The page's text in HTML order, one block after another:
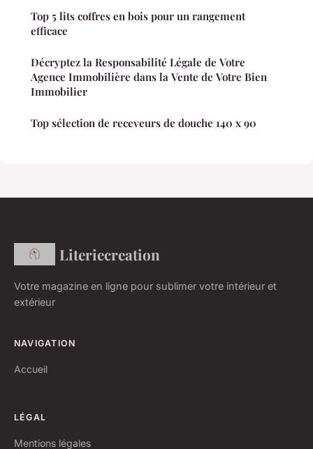
Top 5 lits coffres en bois pour un rangement
efficace
Décryptez la Responsabilité Légale de Votre
Agence Immobilière dans la Vente de Votre Bien
Immobilier
Top sélection de receveurs de douche 140 x 90
Literiecreation
Votre magazine en ligne pour sublimer votre intérieur et
extérieur
NAVIGATION
Accueil
LÉGAL
Mentions légales